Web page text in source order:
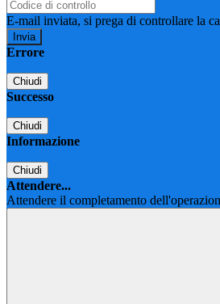
E-mail inviata, si prega di controllare la
Errore
Chiudi
Successo
Chiudi
Informazione
Chiudi
Attendere...
Attendere il completamento